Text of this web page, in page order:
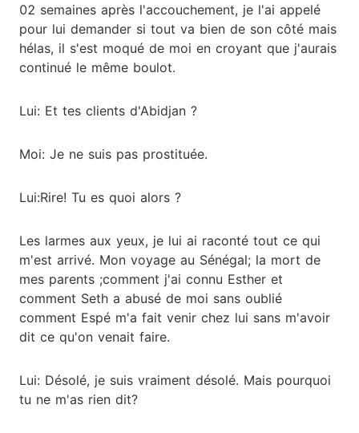
02 semaines après l'accouchement, je l'ai appelé
pour lui demander si tout va bien de son côté mais
hélas, il s'est moqué de moi en croyant que j'aurais
continué le même boulot.
Lui: Et tes clients d'Abidjan ?
Moi: Je ne suis pas prostituée.
Lui:Rire! Tu es quoi alors ?
Les larmes aux yeux, je lui ai raconté tout ce qui
m'est arrivé. Mon voyage au Sénégal; la mort de
mes parents ;comment j'ai connu Esther et
comment Seth a abusé de moi sans oublié
comment Espé m'a fait venir chez lui sans m'avoir
dit ce qu'on venait faire.
Lui: Désolé, je suis vraiment désolé. Mais pourquoi
tu ne m'as rien dit?